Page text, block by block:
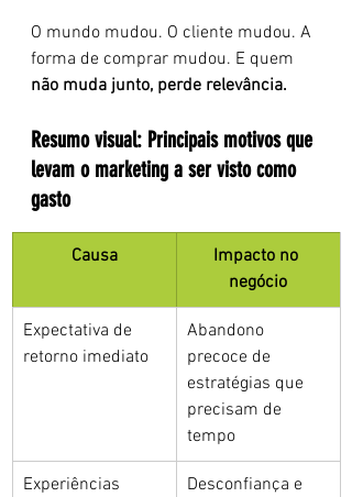
O mundo mudou. O cliente mudou. A
forma de comprar mudou. E quem
não muda junto, perde relevância.
Resumo visual: Principais motivos que
levam o marketing a ser visto como
gasto
Causa
Impacto no
negócio
Expectativa de
retorno imediato
Abandono
precoce de
estratégias que
precisam de
tempo
Experiências
Desconfiança e